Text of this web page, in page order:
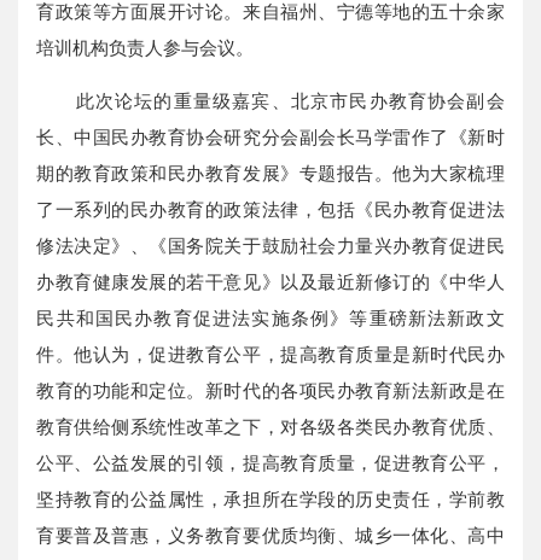
育政策等方面展开讨论。来自福州、宁德等地的五十余家
培训机构负责人参与会议。
此次论坛的重量级嘉宾、北京市民办教育协会副会
长、中国民办教育协会研究分会副会长马学雷作了《新时
期的教育政策和民办教育发展》专题报告。他为大家梳理
了一系列的民办教育的政策法律，包括《民办教育促进法
修法决定》、《国务院关于鼓励社会力量兴办教育促进民
办教育健康发展的若干意见》以及最近新修订的《中华人
民共和国民办教育促进法实施条例》等重磅新法新政文
件。他认为，促进教育公平，提高教育质量是新时代民办
教育的功能和定位。新时代的各项民办教育新法新政是在
教育供给侧系统性改革之下，对各级各类民办教育优质、
公平、公益发展的引领，提高教育质量，促进教育公平，
坚持教育的公益属性，承担所在学段的历史责任，学前教
育要普及普惠，义务教育要优质均衡、城乡一体化、高中